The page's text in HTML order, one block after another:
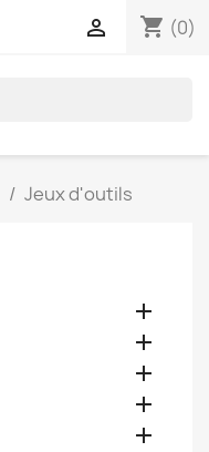
shopping_cart (0)

Jeux d'outils




